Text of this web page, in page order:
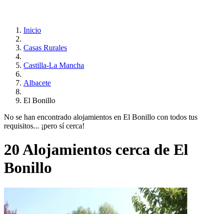
Inicio
Casas Rurales
Castilla-La Mancha
Albacete
El Bonillo
No se han encontrado alojamientos en El Bonillo con todos tus
requisitos... ¡pero sí cerca!
20 Alojamientos cerca de El
Bonillo